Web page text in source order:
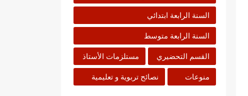
السنة الرابعة ابتدائي
السنة الرابعة متوسط
القسم التحضيري مستلزمات الأستاذ
منوعات نصائح تربوية و تعليمية